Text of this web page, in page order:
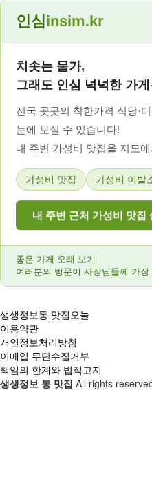
인심insim.kr
치솟는 물가,
그래도 인심 넉넉한 가
전국 곳곳의 착한가격 식당·
눈에 보실 수 있습니다!
내 주변 가성비 맛집을 지도
가성비 맛집 가성비 이발
내 주변 근처 가성비 맛
좋은 가게 오래 보기
여러분의 방문이 사장님들께 가
생생정보통 맛집오늘
이용약관
개인정보처리방침
이메일 무단수집거부
책임의 한계와 법적고지
생생정보 통 맛집 All rights